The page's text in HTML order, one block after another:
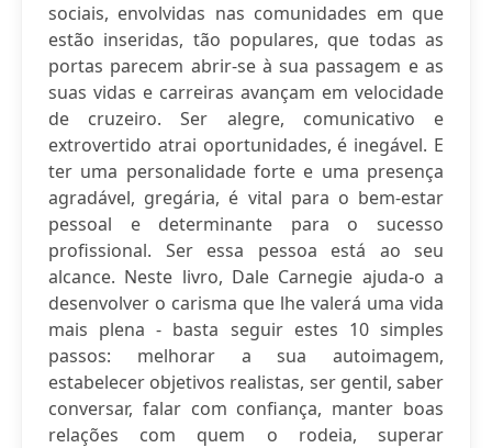
sociais, envolvidas nas comunidades em que
estão inseridas, tão populares, que todas as
portas parecem abrir-se à sua passagem e as
suas vidas e carreiras avançam em velocidade
de cruzeiro. Ser alegre, comunicativo e
extrovertido atrai oportunidades, é inegável. E
ter uma personalidade forte e uma presença
agradável, gregária, é vital para o bem-estar
pessoal e determinante para o sucesso
profissional. Ser essa pessoa está ao seu
alcance. Neste livro, Dale Carnegie ajuda-o a
desenvolver o carisma que lhe valerá uma vida
mais plena - basta seguir estes 10 simples
passos: melhorar a sua autoimagem,
estabelecer objetivos realistas, ser gentil, saber
conversar, falar com confiança, manter boas
relações com quem o rodeia, superar